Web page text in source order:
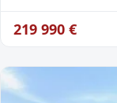
219 990 €